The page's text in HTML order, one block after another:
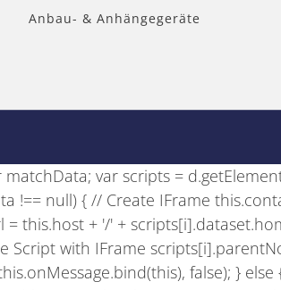
Anbau- & Anhängegeräte
var scripts =
null) { // Create IFrame
this.host + '/' +
with IFrame
false); }